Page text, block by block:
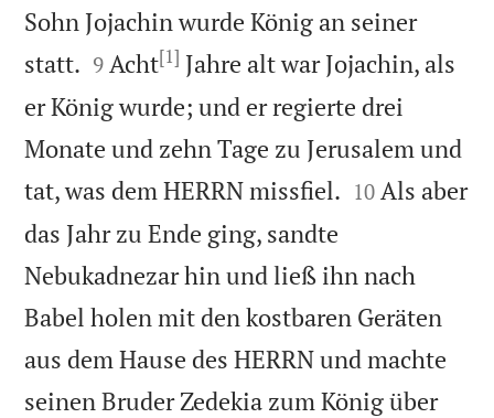
Sohn Jojachin wurde König an seiner
statt. 

9 Acht[1] Jahre alt war Jojachin, als
er König wurde; und er regierte drei
Monate und zehn Tage zu Jerusalem und
tat, was dem HERRN missfiel. 

10 Als aber
das Jahr zu Ende ging, sandte
Nebukadnezar hin und ließ ihn nach
Babel holen mit den kostbaren Geräten
aus dem Hause des HERRN und machte
seinen Bruder Zedekia zum König über